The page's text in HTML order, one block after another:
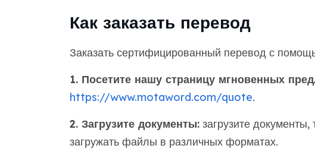
Как заказать перевод
Заказать сертифицированный перевод с
1. Посетите нашу страницу мгновенных
https://www.motaword.com/quote.
2. Загрузите документы:загрузите
загружать файлы в различных форматах.